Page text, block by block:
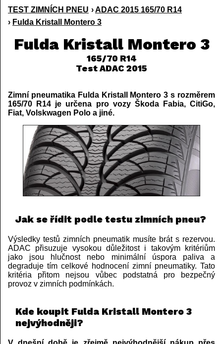
TEST ZIMNÍCH PNEU ›ADAC 2015 165/70 R14
› Fulda Kristall Montero 3
Fulda Kristall Montero 3
165/70 R14
Test ADAC 2015
Zimní pneumatika Fulda Kristall Montero 3 s rozměrem
165/70 R14 je určena pro vozy Škoda Fabia, CitiGo,
Fiat, Volskwagen Polo a jiné.
Jak se řídit podle testu zimních pneu?
Výsledky testů zimních pneumatik musíte brát s rezervou.
ADAC přisuzuje vysokou důležitost i takovým kritériům
jako jsou hlučnost nebo minimální úspora paliva a
degraduje tím celkové hodnocení zimní pneumatiky. Tato
kritéria přitom nejsou vůbec podstatná pro bezpečný
provoz v zimních podmínkách.
Kde koupit Fulda Kristall Montero 3
nejvýhodněji?